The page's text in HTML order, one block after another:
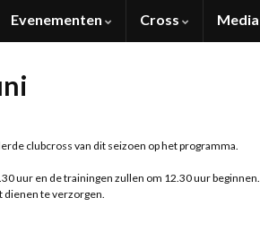
Evenementen Cross Media
clubcross van dit seizoen op het programma.
uur en de trainingen zullen om 12.30 uur beginnen.
dienen te verzorgen.